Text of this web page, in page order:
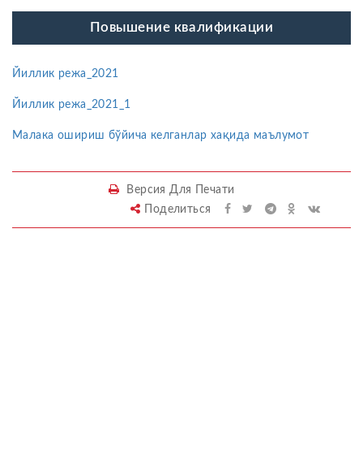
Повышение квалификации
Йиллик режа_2021
Йиллик режа_2021_1
Малака ошириш бўйича келганлар хақида маълумот
Версия Для Печати
Поделиться